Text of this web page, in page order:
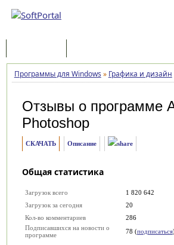
Программы для Windows » Графика и дизайн
Отзывы о программе
Photoshop
СКАЧАТЬ Описание
Общая статистика
Загрузок всего
1 820 642
Загрузок за сегодня
20
Кол-во комментариев
286
Подписавшихся на новости о
программе
78 (подписаться